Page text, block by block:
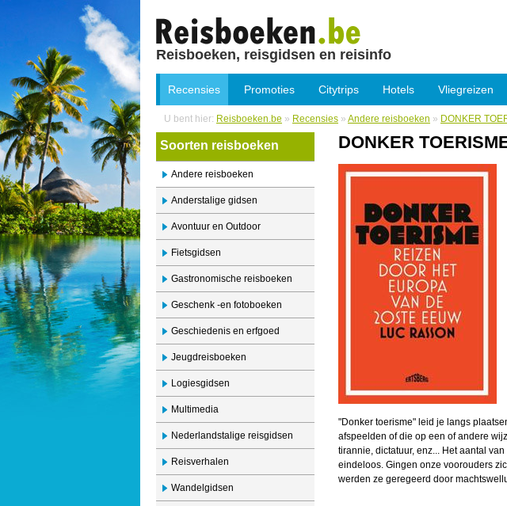
Reisboeken, reisgidsen en reisinfo
Recensies Promoties Citytrips Hotels Vliegreizen
U bent hier: Reisboeken.be » Recensies » Andere reisboeken » DONKER
Soorten reisboeken
Andere reisboeken
Anderstalige gidsen
Avontuur en Outdoor
Fietsgidsen
Gastronomische reisboeken
Geschenk -en fotoboeken
Geschiedenis en erfgoed
Jeugdreisboeken
Logiesgidsen
Multimedia
Nederlandstalige reisgidsen
Reisverhalen
Wandelgidsen
DONKER
"Donker toerisme" leid je langs
afspeelden of die op een of andere
tirannie, dictatuur, enz... Het aantal
eindeloos. Gingen onze voorouders
werden ze geregeerd door